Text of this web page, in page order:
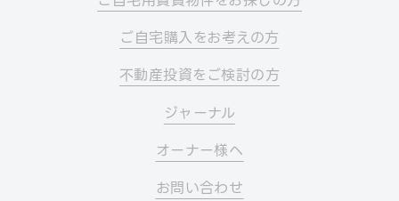
ご自宅購入をお考えの方
不動産投資をご検討の方
ジャーナル
オーナー様へ
お問い合わせ